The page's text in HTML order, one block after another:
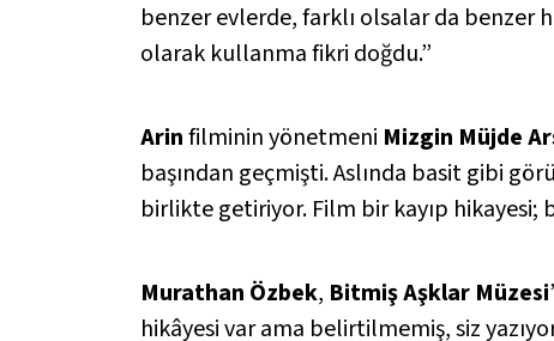
benzer evlerde, farklı olsalar da benzer
olarak kullanma fikri doğdu.”
Arinfilminin yönetmeni Mizgin Müjde
başından geçmişti. Aslında basit gibi
birlikte getiriyor. Film bir kayıp hikayesi;
Murathan Özbek, Bitmiş Aşklar Müzesi
hikâyesi var ama belirtilmemiş, siz